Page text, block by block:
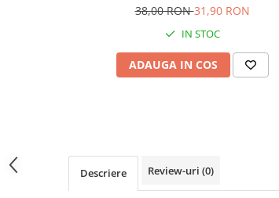
38,00 RON31,90 RON
IN STOC
ADAUGA IN COS
Descriere Review-uri (0)